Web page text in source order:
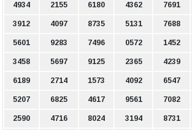
4934 2155 6180 4362 7691
3912 4097 8735 5131 7688
5601 9283 7496 0572 1452
3458 5697 9125 2365 4239
6189 2714 1573 4092 6547
5207 6825 4617 9561 7082
2590 4716 8024 3194 8731